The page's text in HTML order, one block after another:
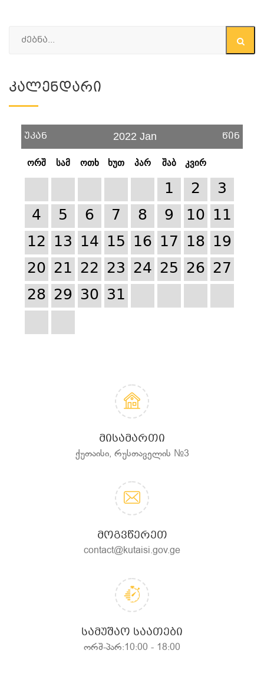
Კალენდარი
უკან 2022 Jan წინ
ორშ სამ ოთხ ხუთ პარ შაბ კვირ
1 2
3
4
5 6 7 8 9 10 11
12 13 14 15 16 17 18 19
20 21 22 23 24 25 26 27
28 29 30 31
ᲛᲘᲡᲐᲛᲐᲠᲗᲘ
ქუთაისი, რუსთაველის №3
ᲛᲝᲒᲕᲬᲔᲠᲔᲗ
contact@kutaisi.gov.ge
ᲡᲐᲛᲣᲨᲐᲝ ᲡᲐᲐᲗᲔᲑᲘ
ორშ-პარ:10:00 - 18:00